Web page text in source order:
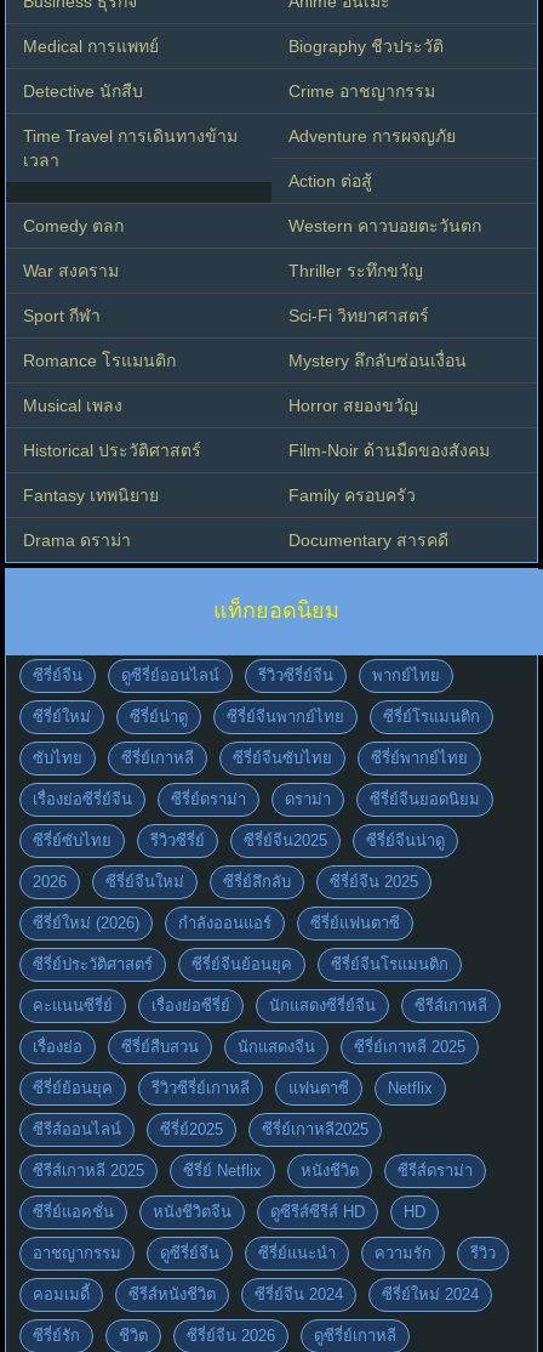
Medical การแพทย์ Biography ชีวประวัติ
Detective นักสืบ Crime อาชญากรรม
Time Travel การเดินทางข้าม
เวลา
Adventure การผจญภัย
Action ต่อสู้
Comedy ตลก Western คาวบอยตะวันตก
War สงคราม Thriller ระทึกขวัญ
Sport กีฬา Sci-Fi วิทยาศาสตร์
Romance โรแมนติก Mystery ลึกลับซ่อนเงื่อน
Musical เพลง Horror สยองขวัญ
Historical ประวัติศาสตร์ Film-Noir ด้านมืดของสังคม
Fantasy เทพนิยาย Family ครอบครัว
Drama ดราม่า Documentary สารคดี
แท็กยอดนิยม
ซีรี่ย์จีน ดูซีรี่ย์ออนไลน์ รีวิวซีรี่ย์จีน พากย์ไทย
ซีรี่ย์ใหม่ ซีรี่ย์น่าดู ซีรี่ย์จีนพากย์ไทย ซีรี่ย์โรแมนติก
ซับไทย ซีรี่ย์เกาหลี ซีรี่ย์จีนซับไทย ซีรี่ย์พากย์ไทย
เรื่องย่อซีรี่ย์จีน ซีรี่ย์ดราม่า ดราม่า ซีรี่ย์จีนยอดนิยม
ซีรี่ย์ซับไทย รีวิวซีรี่ย์ ซีรี่ย์จีน2025 ซีรี่ย์จีนน่าดู
2026 ซีรี่ย์จีนใหม่ ซีรี่ย์ลึกลับ ซีรี่ย์จีน 2025
ซีรี่ย์ใหม่ (2026) กำลังออนแอร์ ซีรี่ย์แฟนตาซี
ซีรี่ย์ประวัติศาสตร์ ซีรี่ย์จีนย้อนยุค ซีรี่ย์จีนโรแมนติก
คะแนนซีรี่ย์ เรื่องย่อซีรี่ย์ นักแสดงซีรี่ย์จีน ซีรีส์เกาหลี
เรื่องย่อ ซีรี่ย์สืบสวน นักแสดงจีน ซีรี่ย์เกาหลี 2025
ซีรี่ย์ย้อนยุค รีวิวซีรี่ย์เกาหลี แฟนตาซี Netflix
ซีรีส์ออนไลน์ ซีรี่ย์2025 ซีรี่ย์เกาหลี2025
ซีรีส์เกาหลี 2025 ซีรี่ย์ Netflix หนังชีวิต ซีรีส์ดราม่า
ซีรี่ย์แอคชั่น หนังชีวิตจีน ดูซีรีส์ซีรีส์ HD HD
อาชญากรรม ดูซีรี่ย์จีน ซีรี่ย์แนะนำ ความรัก รีวิว
คอมเมดี้ ซีรีส์หนังชีวิต ซีรี่ย์จีน 2024 ซีรี่ย์ใหม่ 2024
ซีรี่ย์รัก ชีวิต ซีรี่ย์จีน 2026 ดูซีรี่ย์เกาหลี